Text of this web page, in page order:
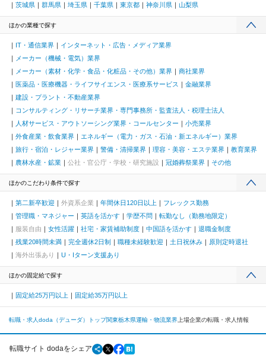
茨城県 群馬県 埼玉県 千葉県 東京都 神奈川県 山梨県
ほかの業種で探す
IT・通信業界
インターネット・広告・メディア業界
メーカー（機械・電気）業界
メーカー（素材・化学・食品・化粧品・その他）業界
商社業界
医薬品・医療機器・ライフサイエンス・医療系サービス
金融業界
建設・プラント・不動産業界
コンサルティング・リサーチ業界・専門事務所・監査法人・税理士法人
人材サービス・アウトソーシング業界・コールセンター
小売業界
外食産業・飲食業界
エネルギー（電力・ガス・石油・新エネルギー）業界
旅行・宿泊・レジャー業界
警備・清掃業界 理容・美容・エステ業界
教育業界
農林水産・鉱業
公社・官公庁・学校・研究施設 冠婚葬祭業界 その他
ほかのこだわり条件で探す
第二新卒歓迎 外資系企業 年間休日120日以上
フレックス勤務
管理職・マネジャー
英語を活かす 学歴不問
転勤なし（勤務地限定）
服装自由
女性活躍 社宅・家賃補助制度 中国語を活かす
退職金制度
残業20時間未満
完全週休2日制 職種未経験歓迎 土日祝休み
原則定時退社
海外出張あり
U・Iターン支援あり
ほかの固定給で探す
固定給25万円以上 固定給35万円以上
転職・求人doda（デューダ）トップ関東栃木県運輸・物流業界 上場企業の転職・求人情報
転職サイト dodaをシェア